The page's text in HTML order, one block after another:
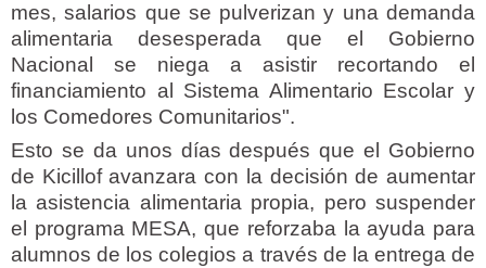
mes, salarios que se pulverizan y una demanda
alimentaria desesperada que el Gobierno
Nacional se niega a asistir recortando el
financiamiento al Sistema Alimentario Escolar y
los Comedores Comunitarios".
Esto se da unos días después que el Gobierno
de Kicillof avanzara con la decisión de aumentar
la asistencia alimentaria propia, pero suspender
el programa MESA, que reforzaba la ayuda para
alumnos de los colegios a través de la entrega de